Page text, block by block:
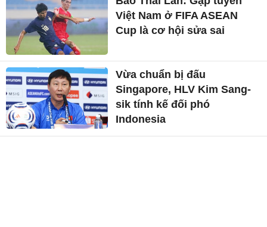
Việt Nam ở FIFA ASEAN
Cup là cơ hội sửa sai
Vừa chuẩn bị đấu
Singapore, HLV Kim Sang-
sik tính kế đối phó
Indonesia